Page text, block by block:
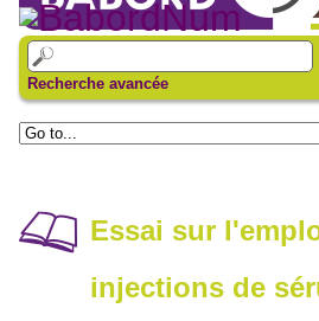
Recherche avancée
Essai sur
injections de